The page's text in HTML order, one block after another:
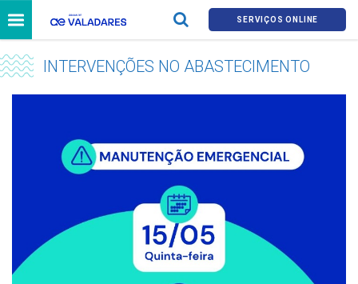
SERVIÇOS ONLINE
INTERVENÇÕES NO ABASTECIMENTO